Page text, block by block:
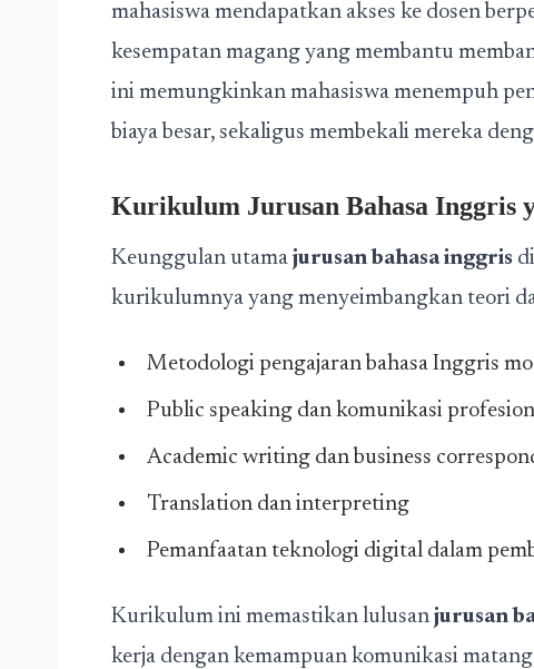
mahasiswa mendapatkan akses ke dosen
kesempatan magang yang membantu
ini memungkinkan mahasiswa menempuh
biaya besar, sekaligus membekali mereka
Kurikulum Jurusan Bahasa Inggris
Keunggulan utama jurusan bahasa inggris
kurikulumnya yang menyeimbangkan teori
Metodologi pengajaran bahasa Inggris
Public speaking dan komunikasi
Academic writing dan business
Translation dan interpreting
Pemanfaatan teknologi digital dalam
Kurikulum ini memastikan lulusan jurusan
kerja dengan kemampuan komunikasi